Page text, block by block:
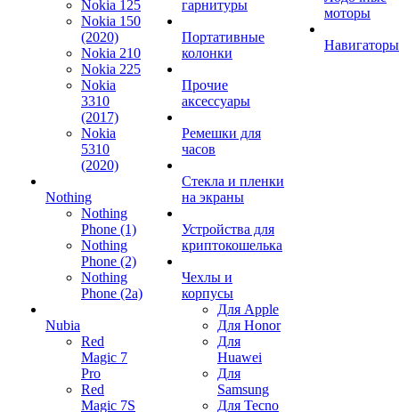
Nokia 125
Nokia 150
(2020)
Nokia 210
Nokia 225
Nokia
3310
(2017)
Nokia
5310
(2020)
Nothing
Nothing
Phone (1)
Nothing
Phone (2)
Nothing
Phone (2a)
Nubia
Red
Magic 7
Pro
Red
Magic 7S
гарнитуры
Портативные
колонки
Прочие
аксессуары
Ремешки для
часов
Стекла и пленки
на экраны
Устройства для
криптокошелька
Чехлы и
корпусы
Для Apple
Для Honor
Для
Huawei
Для
Samsung
Для Tecno
моторы
Навигаторы